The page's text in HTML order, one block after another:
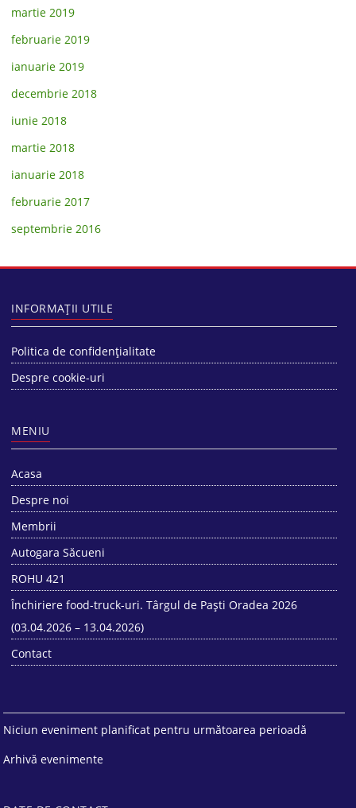
martie 2019
februarie 2019
ianuarie 2019
decembrie 2018
iunie 2018
martie 2018
ianuarie 2018
februarie 2017
septembrie 2016
INFORMAȚII UTILE
Politica de confidențialitate
Despre cookie-uri
MENIU
Acasa
Despre noi
Membrii
Autogara Săcueni
ROHU 421
Închiriere food-truck-uri. Târgul de Paști Oradea 2026
(03.04.2026 – 13.04.2026)
Contact
Niciun eveniment planificat pentru următoarea perioadă
Arhivă evenimente